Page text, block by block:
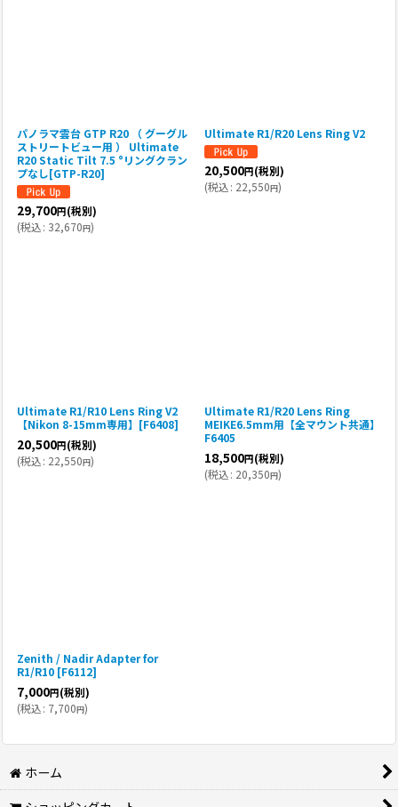
パノラマ雲台 GTP R20 （ グーグル
ストリートビュー用 ） Ultimate
R20 Static Tilt 7.5 °リングクラン
プなし[GTP-R20]
29,700円(税別)
(税込: 32,670円)
Ultimate R1/R20 Lens Ring V2
20,500円(税別)
(税込: 22,550円)
Ultimate R1/R10 Lens Ring V2
【Nikon 8-15mm専用】[F6408]
20,500円(税別)
(税込: 22,550円)
Ultimate R1/R20 Lens Ring
MEIKE6.5mm用【全マウント共通】
F6405
18,500円(税別)
(税込: 20,350円)
Zenith / Nadir Adapter for
R1/R10 [F6112]
7,000円(税別)
(税込: 7,700円)
ホーム